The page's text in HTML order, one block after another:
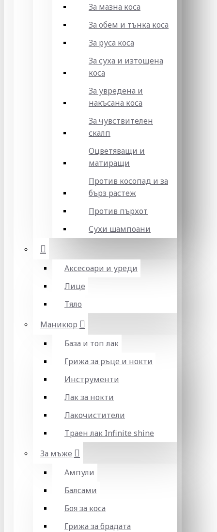
За мазна коса
За обем и тънка коса
За руса коса
За суха и изтощена
коса
За увредена и
накъсана коса
За чувствителен
скалп
Оцветяващи и
матиращи
Против косопад и за
бърз растеж
Против пърхот
Сухи шампоани
Аксесоари и уреди
Лице
Тяло
Маникюр
База и топ лак
Грижа за ръце и нокти
Инструменти
Лак за нокти
Лакочистители
Траен лак Infinite shine
За мъже
Ампули
Балсами
Боя за коса
Грижа за брадата